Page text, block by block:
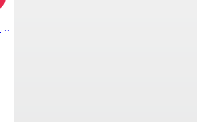
Кальян Tiaga Astra Зелений